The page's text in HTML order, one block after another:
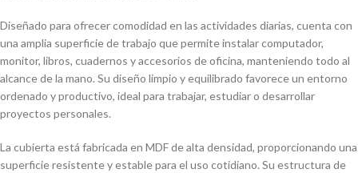
Diseñado para ofrecer comodidad en las actividades diarias, cuenta con
una amplia superficie de trabajo que permite instalar computador,
monitor, libros, cuadernos y accesorios de oficina, manteniendo todo al
alcance de la mano. Su diseño limpio y equilibrado favorece un entorno
ordenado y productivo, ideal para trabajar, estudiar o desarrollar
proyectos personales.
La cubierta está fabricada en MDF de alta densidad, proporcionando una
superficie resistente y estable para el uso cotidiano. Su estructura de